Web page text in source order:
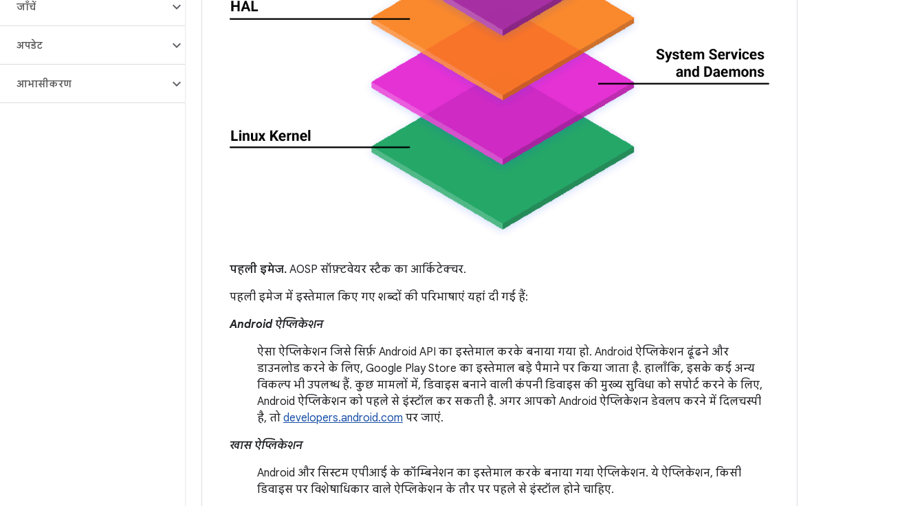
जाँचें
अपडेट
आभासीकरण
पहली इमेज. AOSP सॉफ़्टवेयर स्टैक का आर्किटेक्चर.
पहली इमेज में इस्तेमाल किए गए शब्दों की परिभाषाएं यहां दी गई हैं:
Android ऐप्लिकेशन
ऐसा ऐप्लिकेशन जिसे सिर्फ़ Android API का इस्तेमाल करके बनाया गया हो. Android ऐप्लिकेशन ढूंढने और
डाउनलोड करने के लिए, Google Play Store का इस्तेमाल बड़े पैमाने पर किया जाता है. हालाँकि, इसके कई अन्य
विकल्प भी उपलब्ध हैं. कुछ मामलों में, डिवाइस बनाने वाली कंपनी डिवाइस की मुख्य सुविधा को सपोर्ट करने के लिए,
Android ऐप्लिकेशन को पहले से इंस्टॉल कर सकती है. अगर आपको Android ऐप्लिकेशन डेवलप करने में दिलचस्पी
है, तो developers.android.com पर जाएं.
खास ऐप्लिकेशन
Android और सिस्टम एपीआई के कॉम्बिनेशन का इस्तेमाल करके बनाया गया ऐप्लिकेशन. ये ऐप्लिकेशन, किसी
डिवाइस पर विशेषाधिकार वाले ऐप्लिकेशन के तौर पर पहले से इंस्टॉल होने चाहिए.